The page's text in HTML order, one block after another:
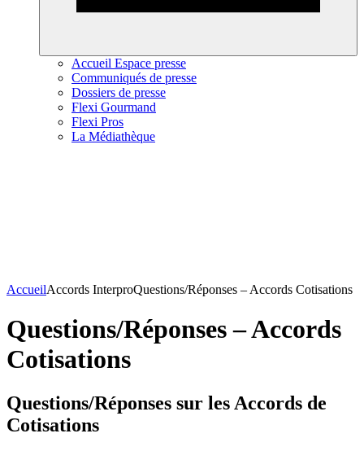
Accueil Espace presse
Communiqués de presse
Dossiers de presse
Flexi Gourmand
Flexi Pros
La Médiathèque
AccueilAccords InterproQuestions/Réponses – Accords Cotisations
Questions/Réponses – Accords
Cotisations
Questions/Réponses sur les Accords de
Cotisations